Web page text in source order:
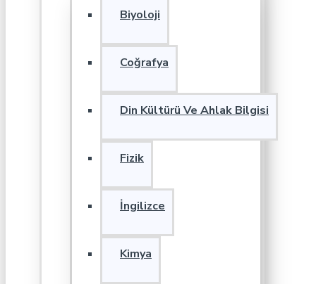
Biyoloji
Coğrafya
Din Kültürü Ve Ahlak Bilgisi
Fizik
İngilizce
Kimya